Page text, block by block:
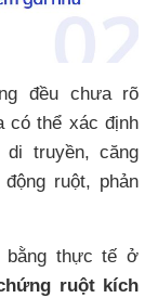
đều chưa rõ
có thể xác định
truyền, căng
ruột, phản
bằng thực tế ở
ruột kích